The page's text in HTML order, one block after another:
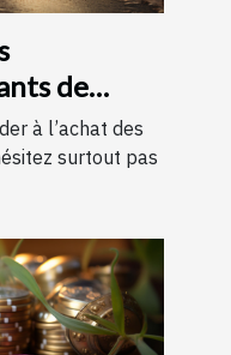
de
à l’achat des
surtout pas